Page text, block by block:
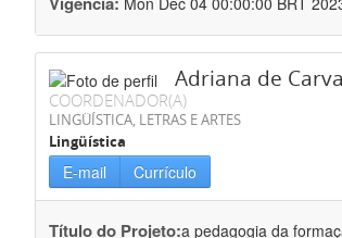
Adriana de
COORDENADOR(A)
LINGÜÍSTICA, LETRAS E ARTES
Lingüística
E-mail Currículo
Título do Projeto:a pedagogia da